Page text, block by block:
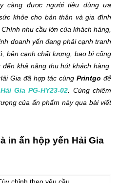
càng được người tiêu dùng ưa
khỏe cho bản thân và gia đình
nhu cầu lớn của khách hàng,
doanh yến đang phải cạnh tranh
bên cạnh chất lượng, bao bì cũng
khả năng thu hút khách hàng.
Gia đã hợp tác cùngPrintgo để
Gia PG-HY23-02 . Cùng chiêm
của ấn phẩm này qua bài viết
in ấn hộp yến Hải Gia